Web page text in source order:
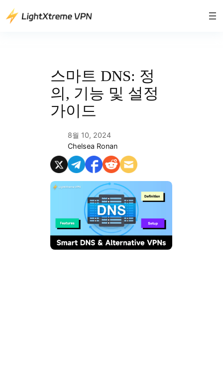
텐
스마트 DNS: 정
의, 기능 및 설정
가이드
8월 10, 2024
Chelsea Ronan